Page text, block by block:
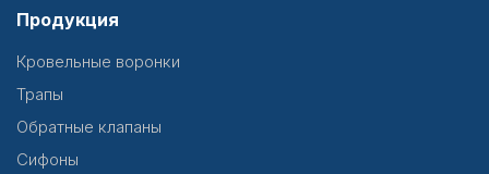
Продукция
Кровельные воронки
Трапы
Обратные клапаны
Сифоны